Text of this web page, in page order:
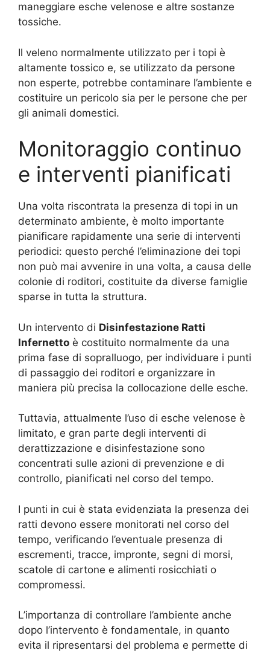
maneggiare esche velenose e altre sostanze
tossiche.
Il veleno normalmente utilizzato per i topi è
altamente tossico e, se utilizzato da persone
non esperte, potrebbe contaminare l’ambiente e
costituire un pericolo sia per le persone che per
gli animali domestici.
Monitoraggio continuo
e interventi pianificati
Una volta riscontrata la presenza di topi in un
determinato ambiente, è molto importante
pianificare rapidamente una serie di interventi
periodici: questo perché l’eliminazione dei topi
non può mai avvenire in una volta, a causa delle
colonie di roditori, costituite da diverse famiglie
sparse in tutta la struttura.
Un intervento di Disinfestazione Ratti
Infernetto è costituito normalmente da una
prima fase di sopralluogo, per individuare i punti
di passaggio dei roditori e organizzare in
maniera più precisa la collocazione delle esche.
Tuttavia, attualmente l’uso di esche velenose è
limitato, e gran parte degli interventi di
derattizzazione e disinfestazione sono
concentrati sulle azioni di prevenzione e di
controllo, pianificati nel corso del tempo.
I punti in cui è stata evidenziata la presenza dei
ratti devono essere monitorati nel corso del
tempo, verificando l’eventuale presenza di
escrementi, tracce, impronte, segni di morsi,
scatole di cartone e alimenti rosicchiati o
compromessi.
L’importanza di controllare l’ambiente anche
dopo l’intervento è fondamentale, in quanto
evita il ripresentarsi del problema e permette di